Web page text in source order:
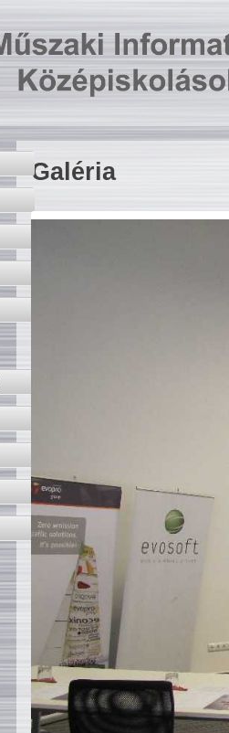
Galéria